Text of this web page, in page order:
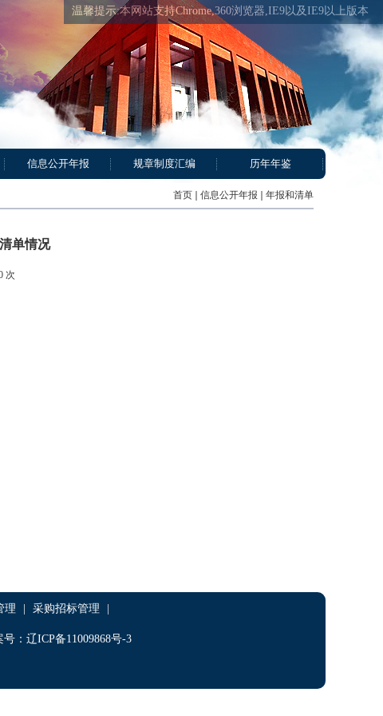
信息公开年报 规章制度汇编 历年年鉴
首页 信息公开年报 年报和清单
单情况
次
理 采购招标管理
：辽ICP备11009868号-3
温馨提示:本网站支持Chrome,360浏览器,IE9以及IE9以上版本